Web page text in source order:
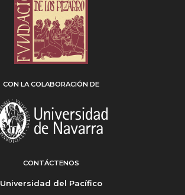
CON LA COLABORACIÓN DE
CONTÁCTENOS
Universidad del Pacífico